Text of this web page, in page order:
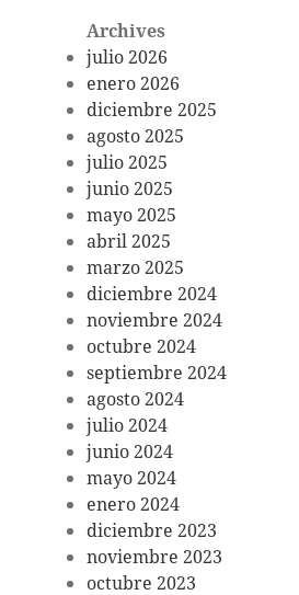
Archives
julio 2026
enero 2026
diciembre 2025
agosto 2025
julio 2025
junio 2025
mayo 2025
abril 2025
marzo 2025
diciembre 2024
noviembre 2024
octubre 2024
septiembre 2024
agosto 2024
julio 2024
junio 2024
mayo 2024
enero 2024
diciembre 2023
noviembre 2023
octubre 2023